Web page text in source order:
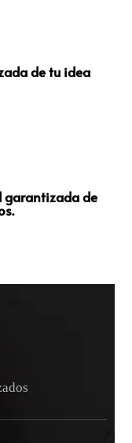
de tu idea
garantizada de